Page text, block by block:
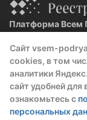
Сайт vsem-
cookies, в том
аналитики
сайт удобней для
ознакомьтесь с
персональных
Платформа Всем
Реестровая запись
Политика